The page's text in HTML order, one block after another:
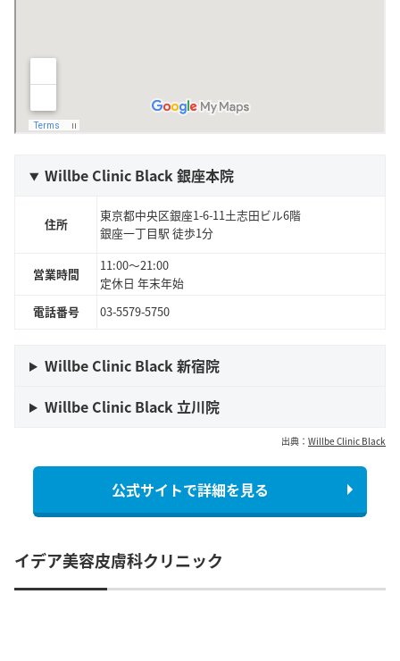
Willbe Clinic Black 銀座本院
住所
東京都中央区銀座1-6-11土志田ビル6階
銀座一丁目駅 徒歩1分
営業時間
11:00～21:00
定休日 年末年始
電話番号
03-5579-5750
Willbe Clinic Black 新宿院
Willbe Clinic Black 立川院
出典： Willbe Clinic Black
公式サイトで詳細を見る
イデア美容皮膚科クリニック